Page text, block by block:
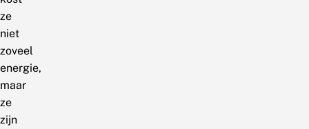
ze
niet
zoveel
energie,
maar
ze
zijn